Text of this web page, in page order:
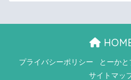
プライバシーポリシー
とーか
サイトマッ